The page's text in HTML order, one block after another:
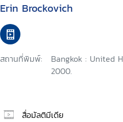
Erin Brockovich
สถานที่พิมพ์:
Bangkok : United
2000.
สื่อมัลติมีเดีย